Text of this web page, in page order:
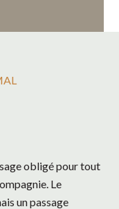
obligé pour tout
Le
un passage